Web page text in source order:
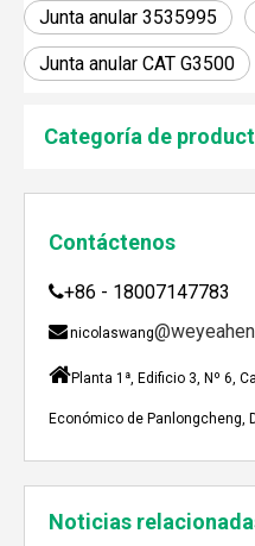
Junta anular 3535995
Junta anular CAT G3500
Categoría de
Contáctenos
+86 - 18007147783
nicolaswang
Planta 1ª, Edificio 3, Nº 6,
Económico de Panlongcheng,
Noticias
A mediados de julio